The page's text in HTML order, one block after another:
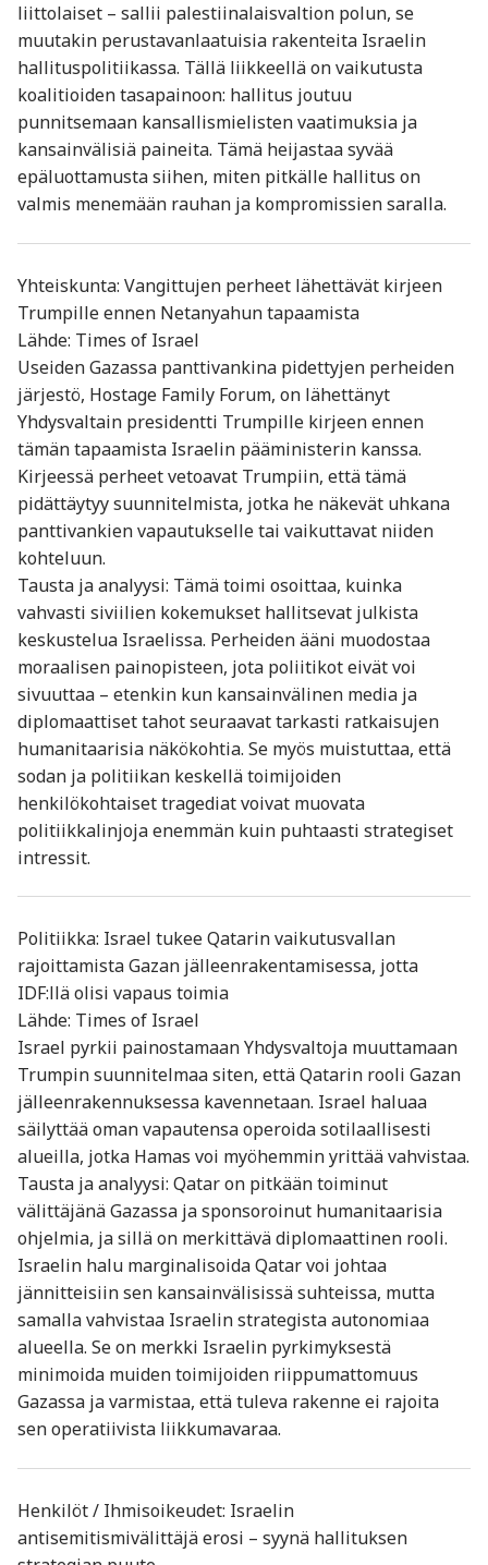
liittolaiset – sallii palestiinalaisvaltion polun, se
muutakin perustavanlaatuisia rakenteita Israelin
hallituspolitiikassa. Tällä liikkeellä on vaikutusta
koalitioiden tasapainoon: hallitus joutuu
punnitsemaan kansallismielisten vaatimuksia ja
kansainvälisiä paineita. Tämä heijastaa syvää
epäluottamusta siihen, miten pitkälle hallitus on
valmis menemään rauhan ja kompromissien saralla.
Yhteiskunta: Vangittujen perheet lähettävät kirjeen
Trumpille ennen Netanyahun tapaamista
Lähde: Times of Israel
Useiden Gazassa panttivankina pidettyjen perheiden
järjestö, Hostage Family Forum, on lähettänyt
Yhdysvaltain presidentti Trumpille kirjeen ennen
tämän tapaamista Israelin pääministerin kanssa.
Kirjeessä perheet vetoavat Trumpiin, että tämä
pidättäytyy suunnitelmista, jotka he näkevät uhkana
panttivankien vapautukselle tai vaikuttavat niiden
kohteluun.
Tausta ja analyysi: Tämä toimi osoittaa, kuinka
vahvasti siviilien kokemukset hallitsevat julkista
keskustelua Israelissa. Perheiden ääni muodostaa
moraalisen painopisteen, jota poliitikot eivät voi
sivuuttaa – etenkin kun kansainvälinen media ja
diplomaattiset tahot seuraavat tarkasti ratkaisujen
humanitaarisia näkökohtia. Se myös muistuttaa, että
sodan ja politiikan keskellä toimijoiden
henkilökohtaiset tragediat voivat muovata
politiikkalinjoja enemmän kuin puhtaasti strategiset
intressit.
Politiikka: Israel tukee Qatarin vaikutusvallan
rajoittamista Gazan jälleenrakentamisessa, jotta
IDF:llä olisi vapaus toimia
Lähde: Times of Israel
Israel pyrkii painostamaan Yhdysvaltoja muuttamaan
Trumpin suunnitelmaa siten, että Qatarin rooli Gazan
jälleenrakennuksessa kavennetaan. Israel haluaa
säilyttää oman vapautensa operoida sotilaallisesti
alueilla, jotka Hamas voi myöhemmin yrittää vahvistaa.
Tausta ja analyysi: Qatar on pitkään toiminut
välittäjänä Gazassa ja sponsoroinut humanitaarisia
ohjelmia, ja sillä on merkittävä diplomaattinen rooli.
Israelin halu marginalisoida Qatar voi johtaa
jännitteisiin sen kansainvälisissä suhteissa, mutta
samalla vahvistaa Israelin strategista autonomiaa
alueella. Se on merkki Israelin pyrkimyksestä
minimoida muiden toimijoiden riippumattomuus
Gazassa ja varmistaa, että tuleva rakenne ei rajoita
sen operatiivista liikkumavaraa.
Henkilöt / Ihmisoikeudet: Israelin
antisemitismivälittäjä erosi – syynä hallituksen